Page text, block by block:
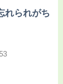
れられがち